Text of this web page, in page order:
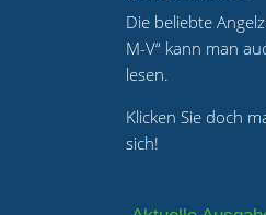
Die beliebte
M-V“ kann man
lesen.
Klicken Sie doch
sich!